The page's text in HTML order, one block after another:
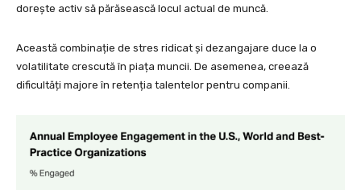
dorește activ să părăsească locul actual de muncă.
Această combinație de stres ridicat și dezangajare duce la o
volatilitate crescută în piața muncii. De asemenea, creează
dificultăți majore în retenția talentelor pentru companii.